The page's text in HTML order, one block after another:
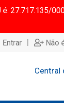
27.717.135/
| Não
Central